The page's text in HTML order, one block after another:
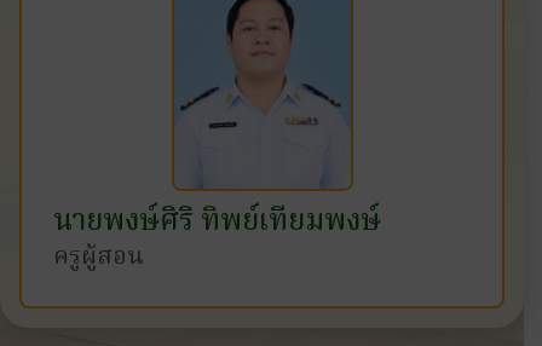
นายพงษ์ศิริ ทิพย์เทียมพงษ์
ครูผู้สอน